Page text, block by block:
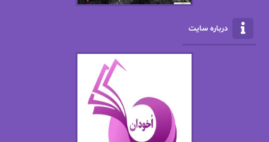
الناز محمدی
امیر فرهی
باران
بهار سلطانی
درباره سایت